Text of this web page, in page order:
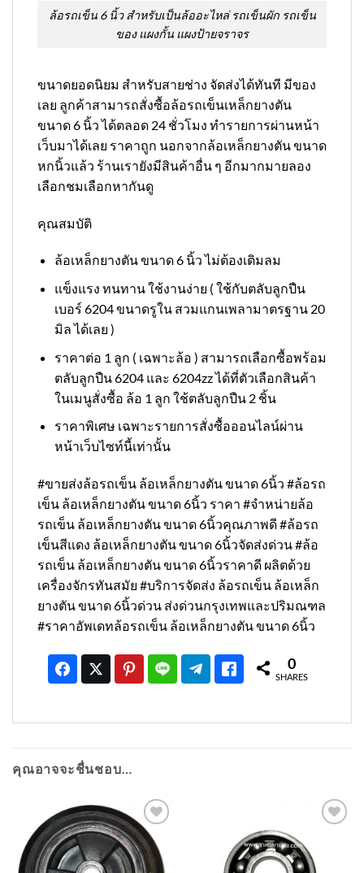
ล้อรถเข็น 6 นิ้ว สำหรับเป็นล้ออะไหล่ รถเข็นผัก รถเข็น
ของ แผงกั้น แผงป้ายจราจร
ขนาดยอดนิยม สำหรับสายช่าง จัดส่งได้ทันที มีของ
เลย ลูกค้าสามารถสั่งซื้อล้อรถเข็นเหล็กยางตัน
ขนาด 6 นิ้ว ได้ตลอด 24 ชั่วโมง ทำรายการผ่านหน้า
เว็บมาได้เลย ราคาถูก นอกจากล้อเหล็กยางตัน ขนาด
หกนิ้วแล้ว ร้านเรายังมีสินค้าอื่น ๆ อีกมากมายลอง
เลือกชมเลือกหากันดู
คุณสมบัติ
ล้อเหล็กยางตัน ขนาด 6 นิ้ว ไม่ต้องเติมลม
แข็งแรง ทนทาน ใช้งานง่าย ( ใช้กับตลับลูกปืน
เบอร์ 6204 ขนาดรูใน สวมแกนเพลามาตรฐาน 20
มิล ได้เลย )
ราคาต่อ 1 ลูก ( เฉพาะล้อ ) สามารถเลือกซื้อพร้อม
ตลับลูกปืน 6204 และ 6204zz ได้ที่ตัวเลือกสินค้า
ในเมนูสั่งซื้อ ล้อ 1 ลูก ใช้ตลับลูกปืน 2 ชิ้น
ราคาพิเศษ เฉพาะรายการสั่งซื้อออนไลน์ผ่าน
หน้าเว็บไซท์นี้เท่านั้น
#ขายส่งล้อรถเข็น ล้อเหล็กยางตัน ขนาด 6นิ้ว #ล้อรถ
เข็น ล้อเหล็กยางตัน ขนาด 6นิ้ว ราคา #จำหน่ายล้อ
รถเข็น ล้อเหล็กยางตัน ขนาด 6นิ้วคุณภาพดี #ล้อรถ
เข็นสีแดง ล้อเหล็กยางตัน ขนาด 6นิ้วจัดส่งด่วน #ล้อ
รถเข็น ล้อเหล็กยางตัน ขนาด 6นิ้วราคาดี ผลิตด้วย
เครื่องจักรทันสมัย #บริการจัดส่ง ล้อรถเข็น ล้อเหล็ก
ยางตัน ขนาด 6นิ้วด่วน ส่งด่วนกรุงเทพและปริมณฑล
#ราคาอัพเดทล้อรถเข็น ล้อเหล็กยางตัน ขนาด 6นิ้ว
0
SHARES
คุณอาจจะชื่นชอบ…
เพิ่มเข้า
ใน
รายการ
ใน
รายการ